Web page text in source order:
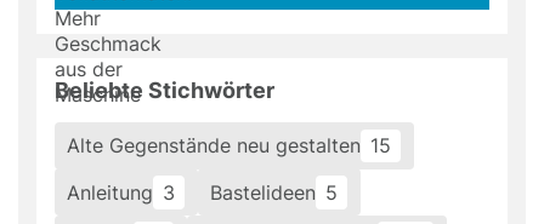
Beliebte Stichwörter
Alte Gegenstände neu gestalten 15
Anleitung 3 Bastelideen 5